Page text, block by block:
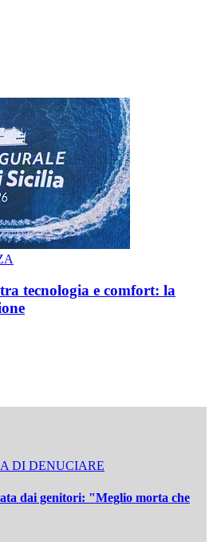
tecnologia e comfort: la
DI DENUCIARE
dai genitori: "Meglio morta che